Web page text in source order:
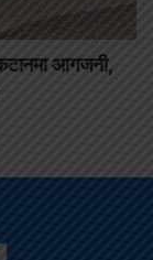
आगजनी,